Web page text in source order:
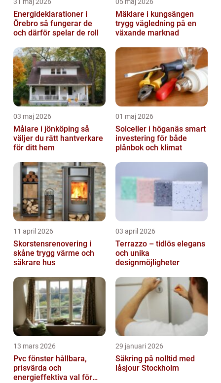
Energideklarationer i
Örebro så fungerar de
och därför spelar de roll
Mäklare i kungsängen
trygg vägledning på en
växande marknad
03 maj 2026
Målare i jönköping så
väljer du rätt hantverkare
för ditt hem
01 maj 2026
Solceller i höganäs smart
investering för både
plånbok och klimat
11 april 2026
Skorstensrenovering i
skåne trygg värme och
säkrare hus
03 april 2026
Terrazzo – tidlös elegans
och unika
designmöjligheter
13 mars 2026
Pvc fönster hållbara,
prisvärda och
energieffektiva val för
29 januari 2026
Säkring på nolltid med
låsjour Stockholm